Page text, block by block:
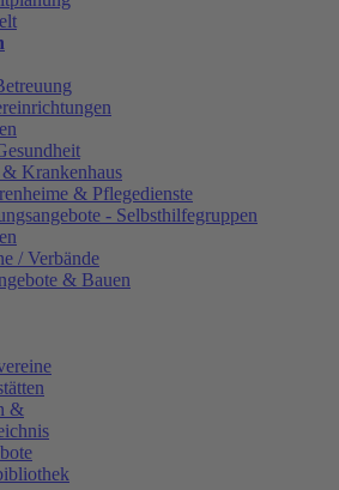
Krankenhaus
& Pflegedienste
- Selbsthilfegruppen
/ Verbände
& Bauen
&